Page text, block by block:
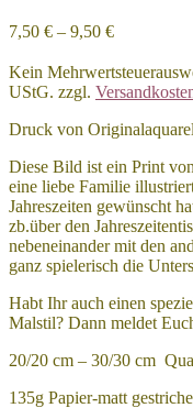
7,50 € – 9,50 €
Kein
UStG. zzgl.
Druck von
Diese Bild ist ein Print
eine liebe Familie
Jahreszeiten gewünscht
zb.über den
nebeneinander mit den
ganz spielerisch die
Habt Ihr auch einen
Malstil? Dann meldet
20/20 cm – 30/30 cm
135g Papier-matt